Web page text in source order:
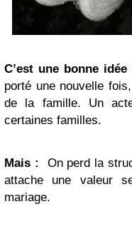
C’est une bonne idée
porté une nouvelle
de la famille. Un
certaines familles.
Mais :
On perd la
attache une valeur
mariage.